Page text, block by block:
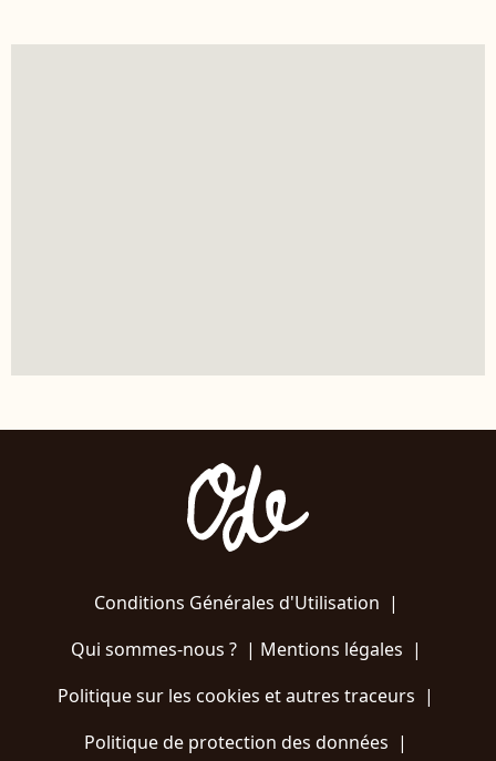
Conditions Générales d'Utilisation |
Qui sommes-nous ?| Mentions légales |
Politique sur les cookies et autres traceurs |
Politique de protection des données |